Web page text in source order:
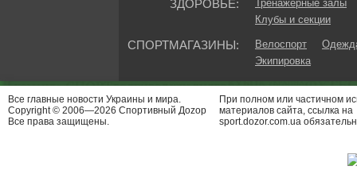
ЗДОРОВЬЕ:
Тренажерные залы
Клубы и секции
СПОРТМАГАЗИНЫ: Велоспорт
Экипировка
Все главные новости Украины и мира.
Copyright © 2006—2026 Спортивный Доzор
Все права защищены.
При полном или частичном
материалов сайта, ссылка на
sport.dozor.com.ua